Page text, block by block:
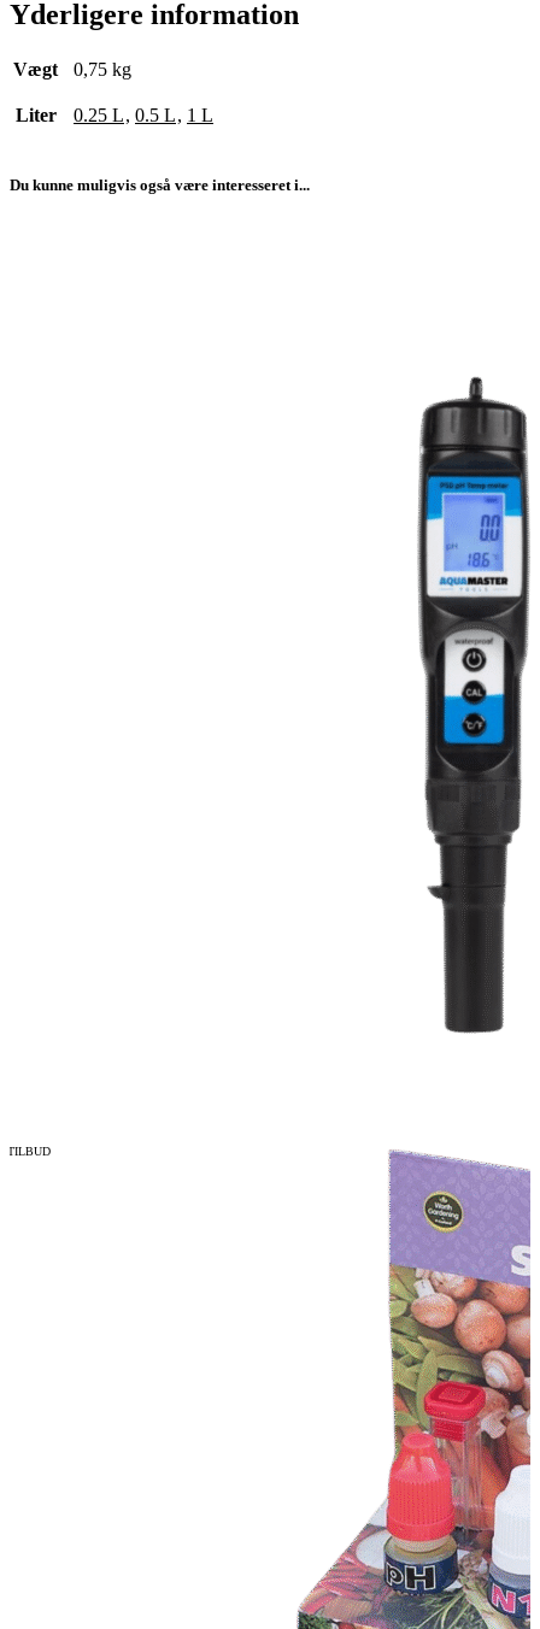
Yderligere information
Vægt 0,75 kg
Liter 0.25 L, 0.5 L, 1 L
Du kunne muligvis også være interesseret i...
TILBUD